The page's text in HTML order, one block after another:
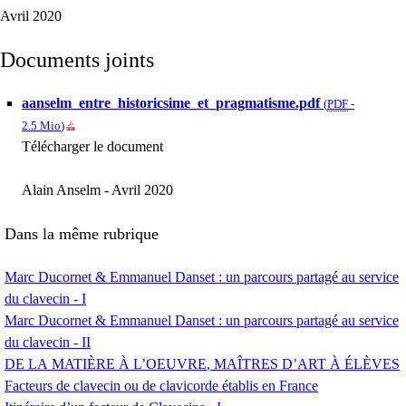
Avril 2020
Documents joints
aanselm_entre_historicsime_et_pragmatisme.pdf (PDF -
2.5 Mio)
Télécharger le document
Alain Anselm - Avril 2020
Dans la même rubrique
Marc Ducornet & Emmanuel Danset : un parcours partagé au service
du clavecin - I
Marc Ducornet & Emmanuel Danset : un parcours partagé au service
du clavecin - II
DE LA MATIÈRE À L’OEUVRE, MAÎTRES D’ART À ÉLÈVES
Facteurs de clavecin ou de clavicorde établis en France